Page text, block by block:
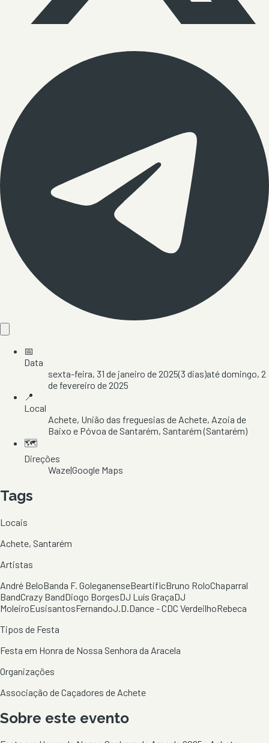
📅
Data
sexta-feira, 31 de janeiro de 2025(3 dias)atédomingo, 2
de fevereiro de 2025
📍
Local
Achete, União das freguesias de Achete, Azoia de
Baixo e Póvoa de Santarém, Santarém(Santarém)
🗺️
Direções
Waze|Google Maps
Tags
Locais
Achete, Santarém
Artistas
André BeloBanda F. GoleganenseBeartificBruno RoloChaparral
BandCrazy BandDiogo BorgesDJ Luís GraçaDJ
MoleiroEusisantosFernandoJ.D.Dance - CDC VerdeilhoRebeca
Tipos de Festa
Festa em Honra de Nossa Senhora da Aracela
Organizações
Associação de Caçadores de Achete
Sobre este evento